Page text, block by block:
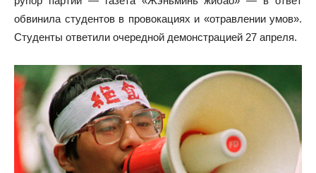
обвинила студентов в провокациях и «отравлении умов».
Студенты ответили очередной демонстрацией 27 апреля.